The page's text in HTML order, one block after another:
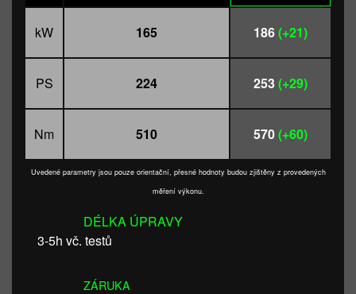
kW 165 186(+21)
PS 224 253(+29)
Nm 510 570(+60)
Uvedené parametry jsou pouze orientační, přesné hodnoty budou zjištěny z provedených
měření výkonu.
DÉLKA ÚPRAVY
3-5h vč. testů
ZÁRUKA